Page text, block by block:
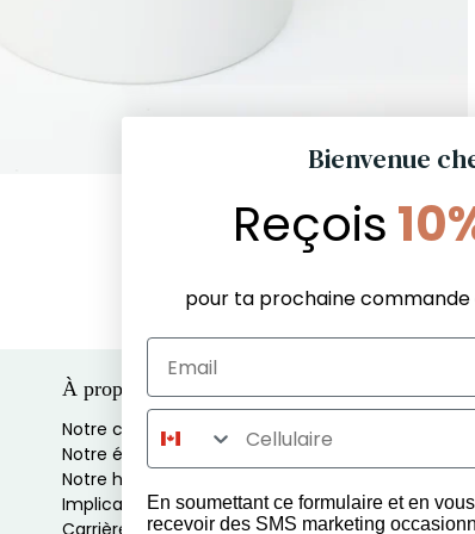
Nos
À propos
Notre culture
Notre équipe
Notre histoire
Implications sociales
livraison
Bienvenue
Reçois
pour ta prochaine
En soumettant ce formulaire et en
recevoir des SMS marketing